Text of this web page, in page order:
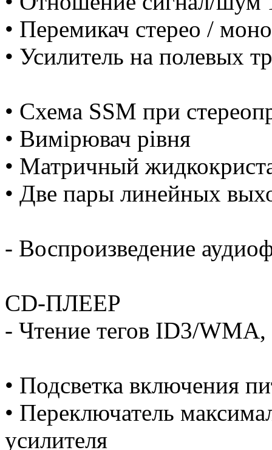
• Перемикач стерео / моно
• Усилитель на полевых
• Cхема SSM при
• Вимірювач рівня
• Матричный
• Две пары линейных
- Воспроизведение
CD-ПЛЕЕР
- Чтение тегов ID3/WMA,
• Подсветка включения
• Переключатель
усилителя